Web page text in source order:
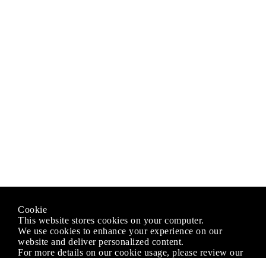
Cookie
This website stores cookies on your computer.
We use cookies to enhance your experience on our
website and deliver personalized content.
For more details on our cookie usage, please review our